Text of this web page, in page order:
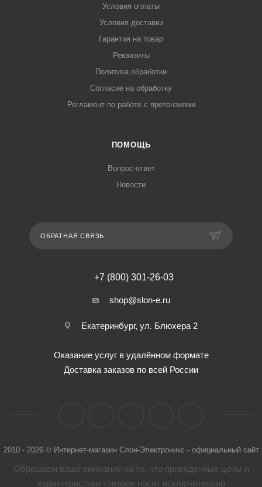
Условия оплаты
Условия доставки
Гарантия на товар
Реквизиты
Политика обработки
Согласие на обработку
Регламент по работе с претензиями
ПОМОЩЬ
Вопрос-ответ
Новости
ОБРАТНАЯ СВЯЗЬ
+7 (800) 301-26-03
shop@slon-e.ru
Екатеринбург, ул. Блюхера 2
Оказание услуг в удалённом формате
Доставка заказов по всей России
2010 - 2026 © Интернет-магазин Слон-Электроникс - официальный сайт
Обращаем ваше внимание на то, что приведенные цены и
характеристики товaров носят исключительно